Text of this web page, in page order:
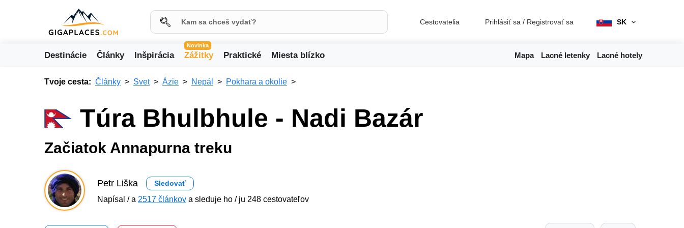
Cestovatelia Prihlásiť sa / Registrovať sa SK
Destinácie Články Inšpirácia
Novinka
Zážitky Praktické Miesta blízko Mapa Lacné letenky Lacné hotely
Tvoje cesta: Články Svet Ázie Nepál Pokhara a okolie
Túra Bhulbhule - Nadi Bazár
Začiatok Annapurna treku
Petr Liška Sledovať
Napísal / a 2517 článkov a sleduje ho / ju 248 cestovateľov